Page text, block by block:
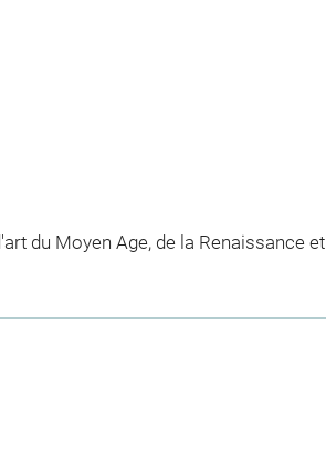
du Moyen Age, de la Renaissance et